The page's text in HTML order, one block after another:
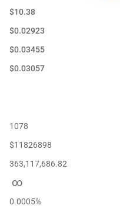
$10.38
$0.02923
$0.03455
$0.03057
1078
$11826898
363,117,686.82
∞
0.0005%